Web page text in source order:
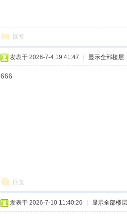
回复
发表于 2026-7-4 19:41:47 显示全部楼层
666
回复
发表于 2026-7-10 11:40:26 显示全部楼层